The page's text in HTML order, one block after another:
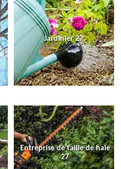
Jardinier 27
Entreprise de taille de haie
27